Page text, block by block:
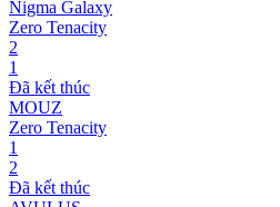
Nigma Galaxy
Zero Tenacity
2
1
Đã kết thúc
MOUZ
Zero Tenacity
1
2
Đã kết thúc